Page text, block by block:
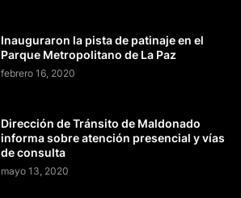
Inauguraron la pista de patinaje en el
Parque Metropolitano de La Paz
febrero 16, 2020
Dirección de Tránsito de Maldonado
informa sobre atención presencial y vías
de consulta
mayo 13, 2020